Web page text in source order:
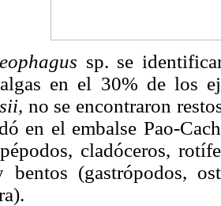
sp. se
en el 30% de los
, no se encontraron
en el embalse Pao-
cladóceros,
bentos (gastrópodos,